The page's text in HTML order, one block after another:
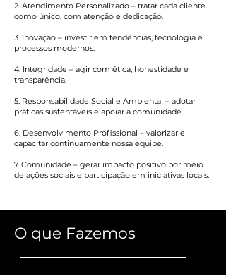
2. Atendimento Personalizado – tratar cada cliente
como único, com atenção e dedicação.
3. Inovação – investir em tendências, tecnologia e
processos modernos.
4. Integridade – agir com ética, honestidade e
transparência.
5. Responsabilidade Social e Ambiental – adotar
práticas sustentáveis e apoiar a comunidade.
6. Desenvolvimento Profissional – valorizar e
capacitar continuamente nossa equipe.
7. Comunidade – gerar impacto positivo por meio
de ações sociais e participação em iniciativas locais.
O que Fazemos